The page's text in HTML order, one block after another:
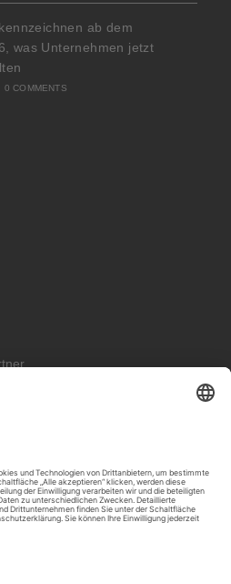
ab dem
was Unternehmen jetzt
0 COMMENTS